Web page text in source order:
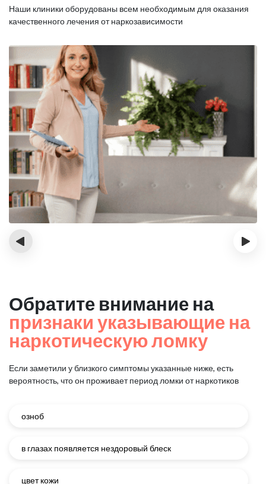
Наши клиники оборудованы всем необходимым для оказания
качественного лечения от наркозависимости
‹ ›
Обратите внимание на
признаки указывающие на
наркотическую ломку
Если заметили у близкого симптомы указанные ниже, есть
вероятность, что он проживает период ломки от наркотиков
озноб
в глазах появляется нездоровый блеск
цвет кожи